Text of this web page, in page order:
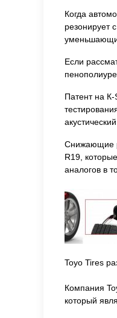
Когда
резонирует
Если
Патент на
Снижающие
R19,
аналогов в
Toyo Tires
Компания
который